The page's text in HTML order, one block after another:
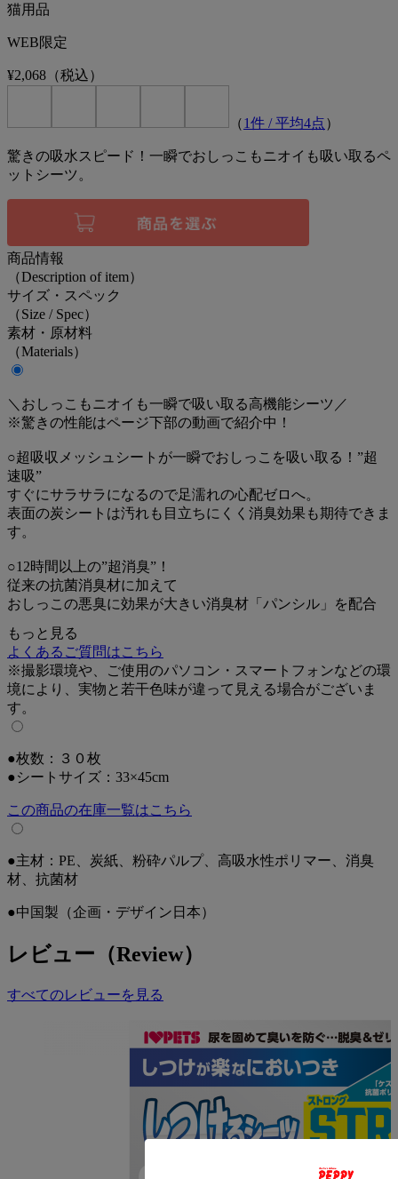
猫用品
WEB限定
¥2,068 （税込）
（1件 / 平均4点）
驚きの吸水スピード！一瞬でおしっこもニオイも吸い取るペ
ットシーツ。
商品情報
（Description of item）
サイズ・スペック
（Size / Spec）
素材・原材料
（Materials）
＼おしっこもニオイも一瞬で吸い取る高機能シーツ／
※驚きの性能はページ下部の動画で紹介中！
○超吸収メッシュシートが一瞬でおしっこを吸い取る！”超
速吸”
すぐにサラサラになるので足濡れの心配ゼロへ。
表面の炭シートは汚れも目立ちにくく消臭効果も期待できま
す。
○12時間以上の”超消臭”！
従来の抗菌消臭材に加えて
おしっこの悪臭に効果が大きい消臭材「パンシル」を配合
○長時間複数回のおしっこもしっかり吸収
抗菌ポリマーの配合量は従来品の２倍！
もっと見る
よくあるご質問はこちら
※撮影環境や、ご使用のパソコン・スマートフォンなどの環
境により、実物と若干色味が違って見える場合がございま
す。
●枚数：３０枚
●シートサイズ：33×45cm
この商品の在庫一覧はこちら
●主材：PE、炭紙、粉砕パルプ、高吸水性ポリマー、消臭
材、抗菌材
●中国製（企画・デザイン日本）
レビュー（Review）
すべてのレビューを見る